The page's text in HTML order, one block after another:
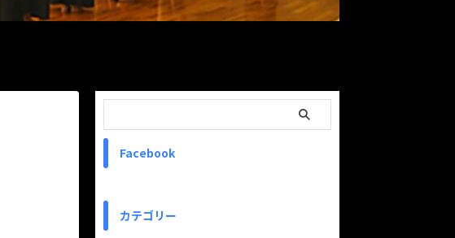
Facebook
カテゴリー